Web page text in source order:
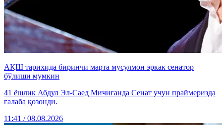
АҚШ тарихида биринчи марта мусулмон эркак сенатор
бўлиши мумкин
41 ёшлик Абдул Эл-Саед Мичиганда Сенат учун праймеризда
ғалаба қозонди.
11:41 / 08.08.2026